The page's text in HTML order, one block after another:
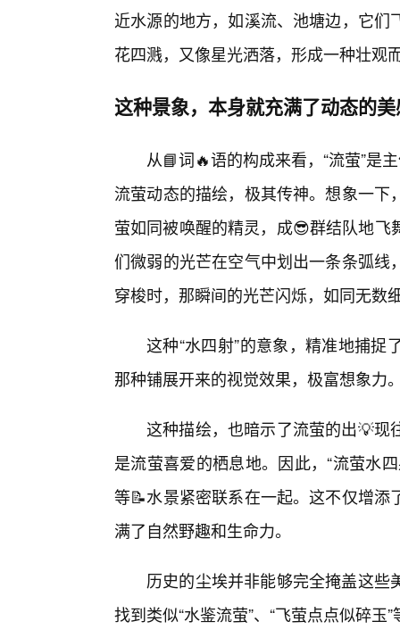
近水源的地方，如溪流、池塘边，它
花四溅，又像星光洒落，形成一种壮观
这种景象，本身就充满了动态的
从📘词🔥语的构成来看，“流萤”是
流萤动态的描绘，极其传神。想象一
萤如同被唤醒的精灵，成😎群结队地
们微弱的光芒在空气中划出一条条弧
穿梭时，那瞬间的光芒闪烁，如同无数
这种“水四射”的意象，精准地捕
那种铺展开来的视觉效果，极富想象力
这种描绘，也暗示了流萤的出💡现
是流萤喜爱的栖息地。因此，“流萤水
等📝水景紧密联系在一起。这不仅增
满了自然野趣和生命力。
历史的尘埃并非能够完全掩盖这
找到类似“水鉴流萤”、“飞萤点点似碎